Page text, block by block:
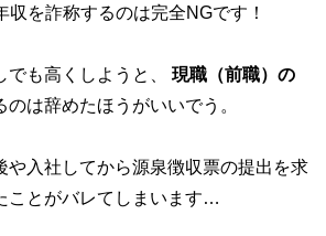
収を詐称するのは完全NGです！
も高くしようと、 現職（前職）の
のは辞めたほうがいいでう。
や入社してから源泉徴収票の提出を求
ことがバレてしまいます…